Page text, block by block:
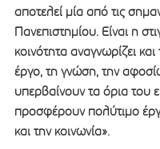
αποτελεί μία από τις
Πανεπιστημίου. Είναι η
κοινότητα αναγνωρίζει
έργο, τη γνώση, την
υπερβαίνουν τα όρια του
προσφέρουν πολύτιμο
και την κοινωνία».